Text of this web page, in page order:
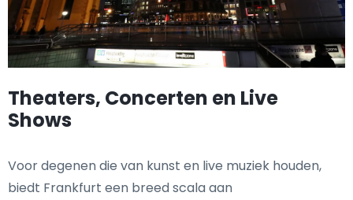
Theaters, Concerten en Live
Shows
Voor degenen die van kunst en live muziek houden,
biedt Frankfurt een breed scala aan